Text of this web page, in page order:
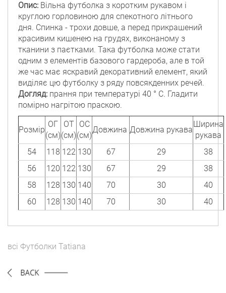
Опис: Вільна футболка з коротким рукавом і
круглою горловиною для спекотного літнього
дня. Спинка - трохи довше, а перед прикрашений
красивим кишенею на грудях, виконаному з
тканини з паєтками. Така футболка може стати
одним з елементів базового гардероба, але в той
же час має яскравий декоративний елемент, який
виділяє цю футболку з ряду повсякденних речей.
Догляд: прання при температурі 40 ° C. Гладити
помірно нагрітою праскою.
Розмір
ОГ
(см)
ОТ
(см)
ОС
(см)
Довжина Довжина рукава
Ширина
рукава
54
118 122 130 67 29
38
56
120 122 130 67 29
38
58
128 130 140 70 30
40
60
128 130 140 70 30 40
всі Футболки Tatiana